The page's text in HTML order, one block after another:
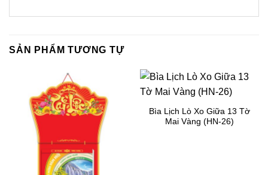
SẢN PHẨM TƯƠNG TỰ
Bìa Lịch Lò Xo Giữa 13 Tờ
Mai Vàng (HN-26)